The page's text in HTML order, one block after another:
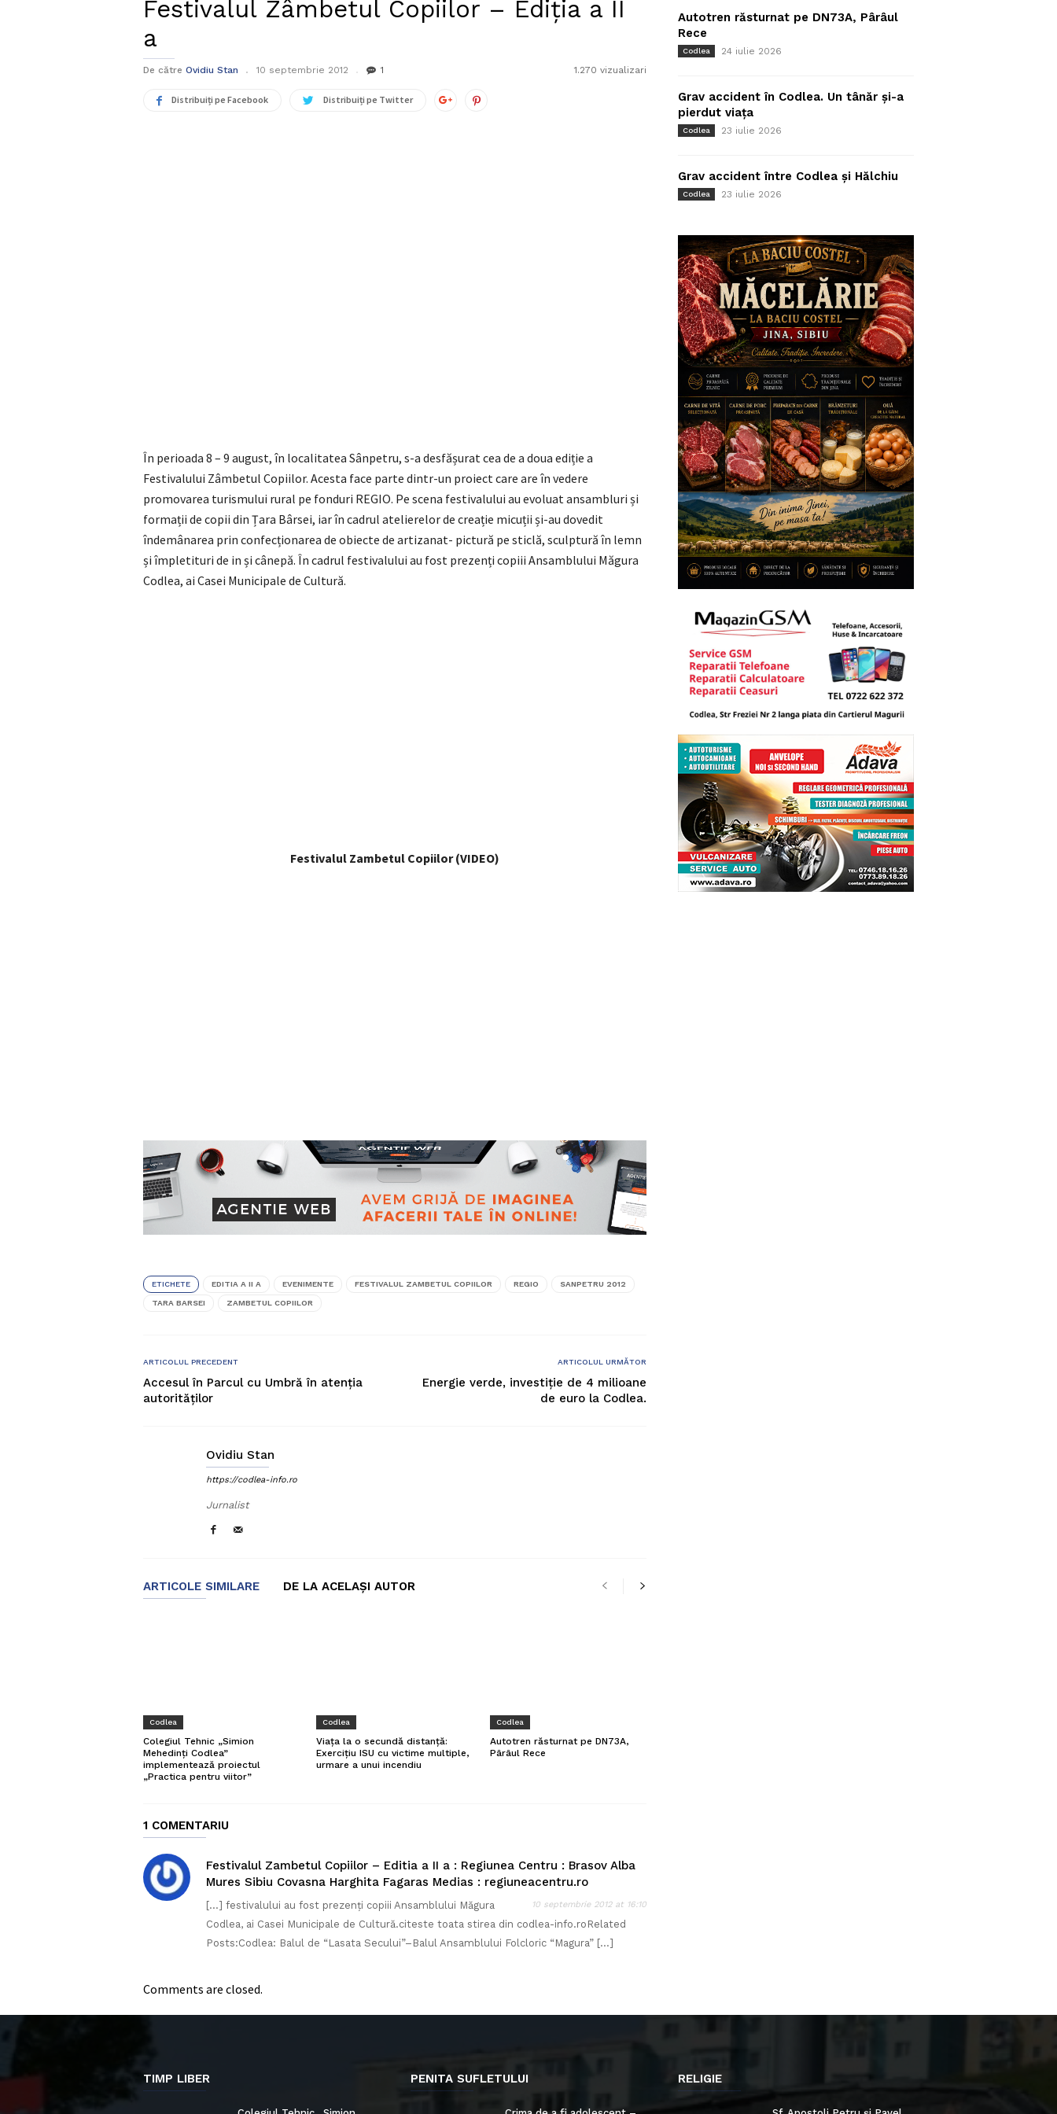
Festivalul Zâmbetul Copiilor – Ediția a II
a
De către Ovidiu Stan 10 septembrie 2012 1 1.270 vizualizari
Distribuiți pe Facebook Distribuiți pe Twitter
În perioada 8 – 9 august, în localitatea Sânpetru, s-a desfășurat cea de a doua ediție a
Festivalului Zâmbetul Copiilor. Acesta face parte dintr-un proiect care are în vedere
promovarea turismului rural pe fonduri REGIO. Pe scena festivalului au evoluat ansambluri și
formații de copii din Țara Bârsei, iar în cadrul atelierelor de creație micuții și-au dovedit
îndemânarea prin confecționarea de obiecte de artizanat- pictură pe sticlă, sculptură în lemn
și împletituri de in și cânepă. În cadrul festivalului au fost prezenți copiii Ansamblului Măgura
Codlea, ai Casei Municipale de Cultură.
Festivalul Zambetul Copiilor (VIDEO)
ETICHETE EDITIA A II A EVENIMENTE FESTIVALUL ZAMBETUL COPIILOR REGIO SANPETRU 2012
TARA BARSEI ZAMBETUL COPIILOR
ARTICOLUL PRECEDENT
Accesul în Parcul cu Umbră în atenția
autorităților
ARTICOLUL URMĂTOR
Energie verde, investiție de 4 milioane
de euro la Codlea.
Ovidiu Stan
https://codlea-info.ro
Jurnalist
ARTICOLE SIMILARE DE LA ACELAȘI AUTOR
Codlea
Colegiul Tehnic „Simion
Mehedinți Codlea”
implementează proiectul
„Practica pentru viitor”
Codlea
Viața la o secundă distanță:
Exercițiu ISU cu victime multiple,
urmare a unui incendiu
Codlea
Autotren răsturnat pe DN73A,
Pârâul Rece
1 COMENTARIU
Festivalul Zambetul Copiilor – Editia a II a : Regiunea Centru : Brasov Alba
Mures Sibiu Covasna Harghita Fagaras Medias : regiuneacentru.ro
10 septembrie 2012 at 16:10
[…] festivalului au fost prezenți copiii Ansamblului Măgura
Codlea, ai Casei Municipale de Cultură.citeste toata stirea din codlea-info.roRelated
Posts:Codlea: Balul de “Lasata Secului”–Balul Ansamblului Folcloric “Magura” […]
Comments are closed.
Autotren răsturnat pe DN73A, Pârâul
Rece
Codlea 24 iulie 2026
Grav accident în Codlea. Un tânăr și-a
pierdut viața
Codlea 23 iulie 2026
Grav accident între Codlea și Hălchiu
Codlea 23 iulie 2026
TIMP LIBER PENITA SUFLETULUI RELIGIE